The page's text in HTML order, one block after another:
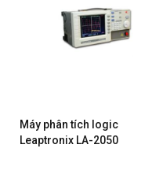
Máy phân tích logic
Leaptronix LA-2050